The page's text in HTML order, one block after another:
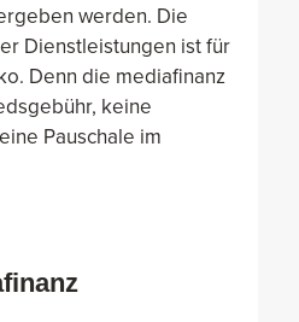
werden. Die
Dienstleistungen ist für
Denn die mediafinanz
keine
Pauschale im